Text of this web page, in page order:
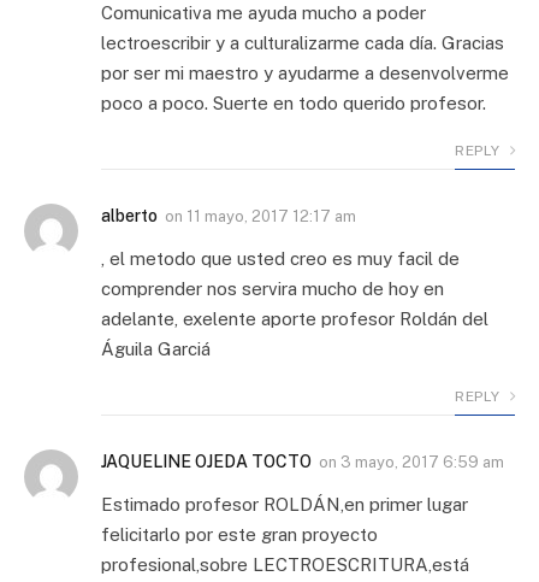
Comunicativa me ayuda mucho a poder
lectroescribir y a culturalizarme cada día. Gracias
por ser mi maestro y ayudarme a desenvolverme
poco a poco. Suerte en todo querido profesor.
REPLY
alberto on 11 mayo, 2017 12:17 am
, el metodo que usted creo es muy facil de
comprender nos servira mucho de hoy en
adelante, exelente aporte profesor Roldán del
Águila Garciá
REPLY
JAQUELINE OJEDA TOCTO on 3 mayo, 2017 6:59 am
Estimado profesor ROLDÁN,en primer lugar
felicitarlo por este gran proyecto
profesional,sobre LECTROESCRITURA,está